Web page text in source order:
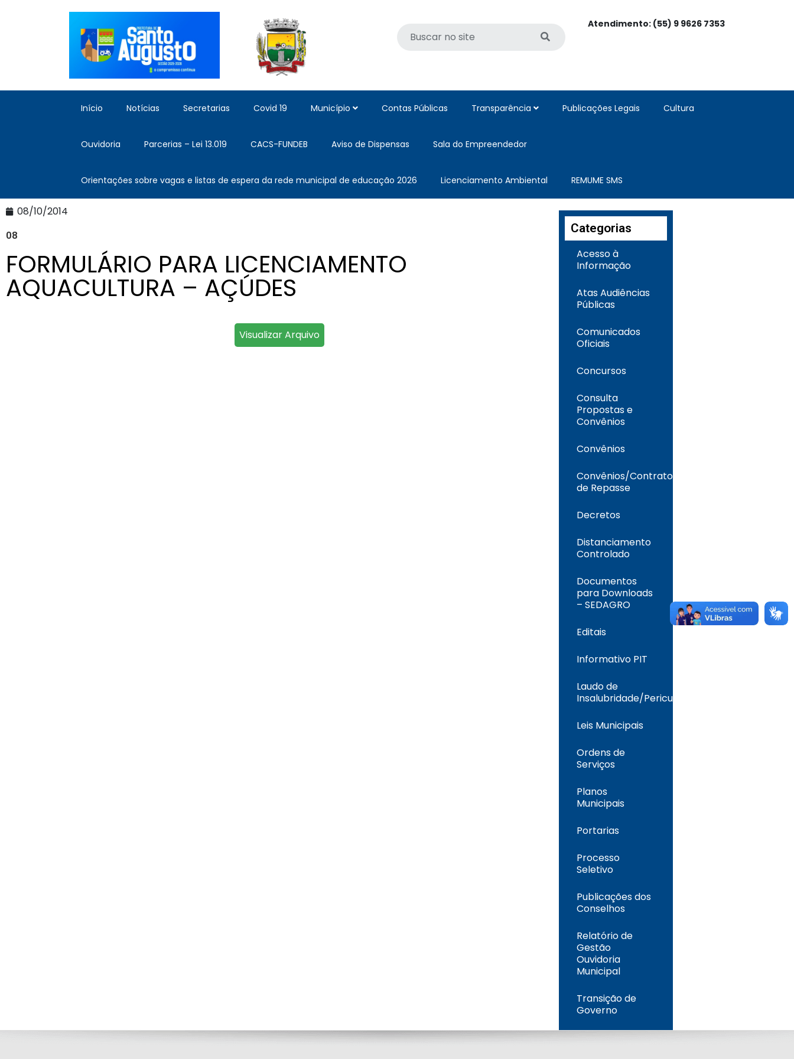
Atendimento: (55) 9 9626 7353
Início Notícias Secretarias Covid 19 Município Contas Públicas Transparência Publicações Legais Cultura
Ouvidoria Parcerias – Lei 13.019 CACS-FUNDEB Aviso de Dispensas Sala do Empreendedor
Orientações sobre vagas e listas de espera da rede municipal de educação 2026 Licenciamento Ambiental REMUME SMS
08/10/2014
08
FORMULÁRIO PARA LICENCIAMENTO
AQUACULTURA – AÇÚDES
Visualizar Arquivo
Categorias
Acesso à
Informação
Atas Audiências
Públicas
Comunicados
Oficiais
Concursos
Consulta
Propostas e
Convênios
Convênios
Convênios/Contrato
de Repasse
Decretos
Distanciamento
Controlado
Documentos
para Downloads
– SEDAGRO
Editais
Informativo PIT
Laudo de
Insalubridade/Periculosidade
Leis Municipais
Ordens de
Serviços
Planos
Municipais
Portarias
Processo
Seletivo
Publicações dos
Conselhos
Relatório de
Gestão
Ouvidoria
Municipal
Transição de
Governo